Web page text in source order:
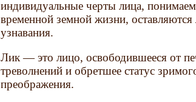
индивидуальные черты лица,
временной земной жизни,
узнавания.
Лик — это лицо, освободившееся от
треволнений и обретшее статус
преображения.